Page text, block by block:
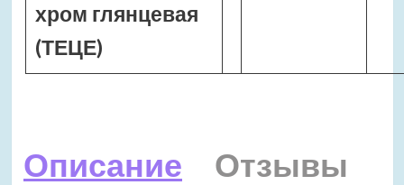
хром глянцевая
(ТЕЦЕ)
Описание
Отзывы